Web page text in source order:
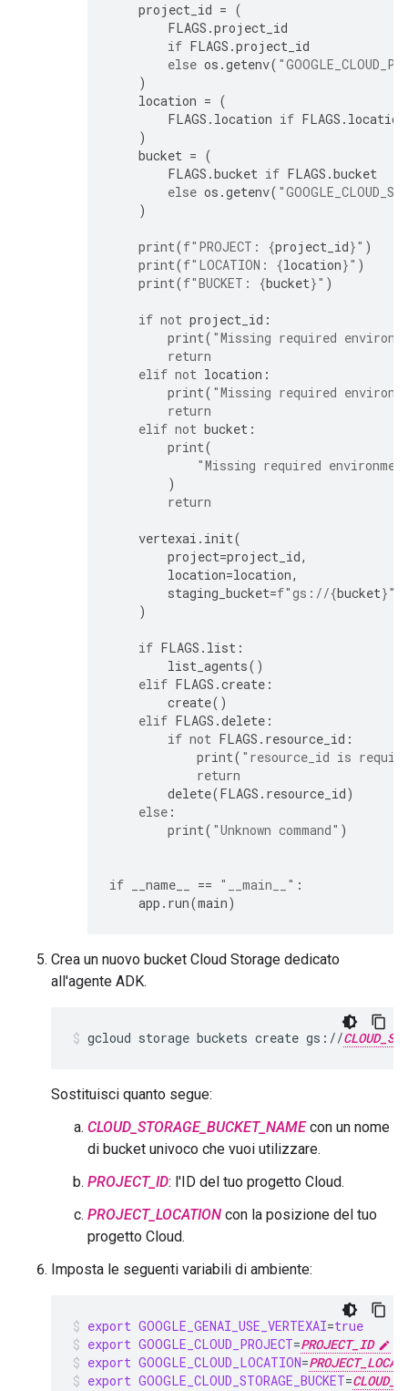
project_id = (
FLAGS .project_id
if FLAGS .project_id
else os .getenv(
)
location = (
FLAGS . location if FLAGS . location
)
bucket = (
FLAGS .bucket if FLAGS .bucket
else os .getenv(
)
print(f"PROJECT: {project_id}" )
print(f"LOCATION: {location}" )
print(f"BUCKET: {bucket}" )
if not project_id :
print( "Missing required
return
elif not location :
print( "Missing required
return
elif not bucket :
print(
"Missing required environment
)
return
vertexai . init(
project=project_id,
location=location,
staging_bucket=f"gs://{bucket}"
)
if FLAGS . list :
list_agents()
elif FLAGS .create :
create()
elif FLAGS .delete :
if not FLAGS . resource_id :
print( "resource_id is
return
delete(FLAGS . resource_id)
else :
print( "Unknown command" )
if __name__ == "__main__" :
app . run(main)
Crea un nuovo bucket Cloud Storage dedicato
all'agente ADK.
gcloud storage buckets create gs://
Sostituisci quanto segue:
CLOUD_STORAGE_BUCKET_NAMEcon un nome
di bucket univoco che vuoi utilizzare.
PROJECT_ID: l'ID del tuo progetto Cloud.
PROJECT_LOCATION con la posizione del tuo
progetto Cloud.
Imposta le seguenti variabili di ambiente:
export GOOGLE_GENAI_USE_VERTEXAI=true
export GOOGLE_CLOUD_PROJECT=PROJECT_ID
export GOOGLE_CLOUD_LOCATION=
export GOOGLE_CLOUD_STORAGE_BUCKET=